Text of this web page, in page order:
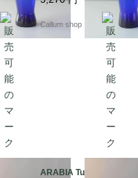
ス ヴ
ラス フラワーベース ヴ
ィンテージ_ig4986
Callum shop
プ&
ARABIA Tupa カップ&